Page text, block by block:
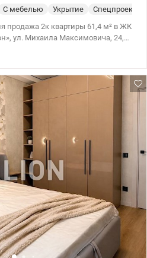
С мебелью Укрытие Спецпроект
продажа 2к квартиры 61,4 м² в ЖК
ул. Михаила Максимовича, 24,
выполнен в современном стиле с
Основная спальня
кроватью, вместительным
макияжа, что создает
Вторая комната может
гостевая спальня — здесь
и шкаф для хранения вещей.
с приятным видом во тихий
чему в квартире всегда
гостиная грамотно зонирована на
пищи и зону отдыха. Квартира
мебелью и техникой:
варочная поверхность,
зона и место для отдыха.
гардеробная комната,
места для хранения вещей, а также